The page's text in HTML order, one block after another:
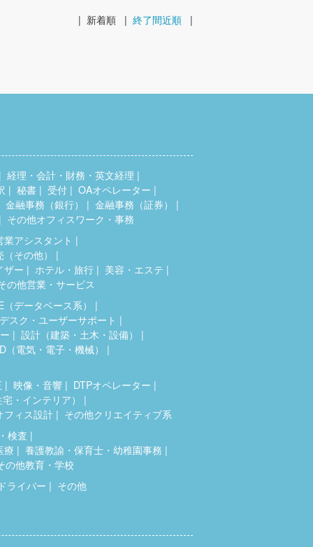
| 新着順 | 終了間近順 |
経理・会計・財務・英文経理
秘書 受付
OAオペレーター
金融事務（銀行）
金融事務（証券）
その他オフィスワーク・事務
業アシスタント
その他）
ザー
ホテル・旅行
美容・エステ
の他営業・サービス
（データベース系）
スク・ユーザーサポート
設計（建築・土木・設備）
（電気・電子・機械）
映像・音響
DTPオペレーター
・インテリア）
フィス設計
その他クリエイティブ系
検査
療
養護教諭・保育士・幼稚園事務
の他教育・学校
ライバー
その他